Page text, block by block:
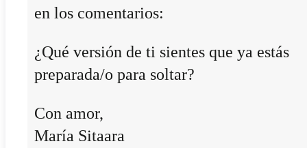
en los comentarios:
¿Qué versión de ti sientes que ya estás
preparada/o para soltar?
Con amor,
María Sitaara